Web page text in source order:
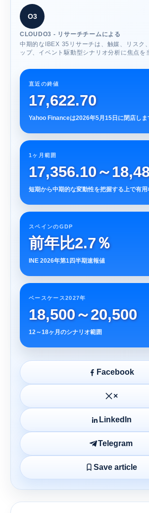
O3
CLOUDO3 - リサーチチームによる
中期的なIBEX 35リサーチは、触媒、リスク
ップ、イベント駆動型シナリオ分析に焦点を
直近の終値
17,622.70
Yahoo Financeは2026年5月15日に閉店しま
1ヶ月範囲
17,356.10～
短期から中期的な変動性を把握する上で有用
スペインのGDP
前年比2.7％
INE 2026年第1四半期速報値
ベースケース2027年
18,500～20,500
12～18ヶ月のシナリオ範囲
Facebook
×
LinkedIn
Telegram
Save article